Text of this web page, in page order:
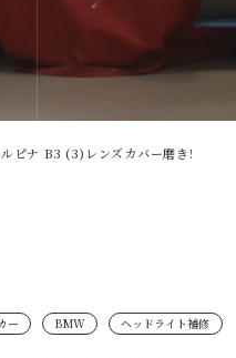
ピナ B3 (3)レンズカバー磨き!
ー BMW ヘッドライト補修